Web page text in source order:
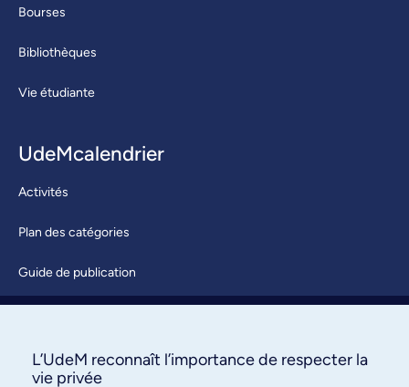
Bourses
Bibliothèques
Vie étudiante
UdeMcalendrier
Activités
Plan des catégories
Guide de publication
À propos / Nous joindre
L’UdeM reconnaît l’importance de respecter la
vie privée